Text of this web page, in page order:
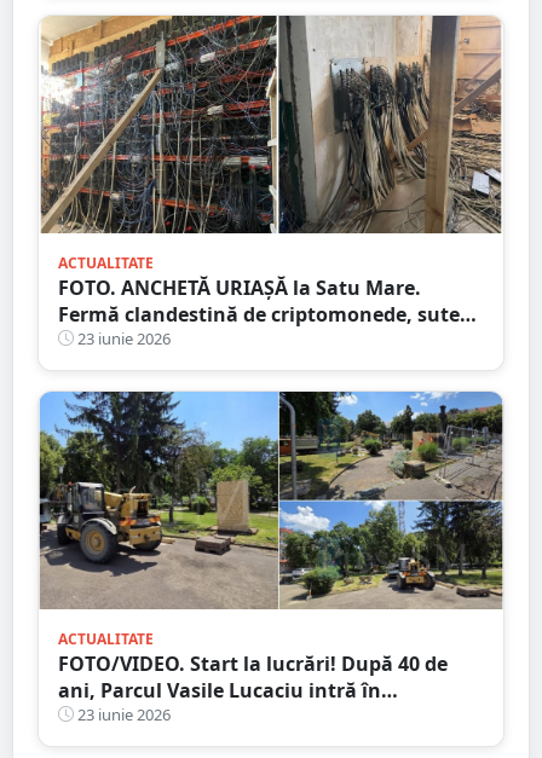
ACTUALITATE
FOTO. ANCHETĂ URIAȘĂ la Satu Mare.
Fermă clandestină de criptomonede, sute
de echipamente de minare au fost
descoperite
23 iunie 2026
ACTUALITATE
FOTO/VIDEO. Start la lucrări! După 40 de
ani, Parcul Vasile Lucaciu intră în
modernizare: bănci smart, LED-uri și zone
pentru seniori
23 iunie 2026